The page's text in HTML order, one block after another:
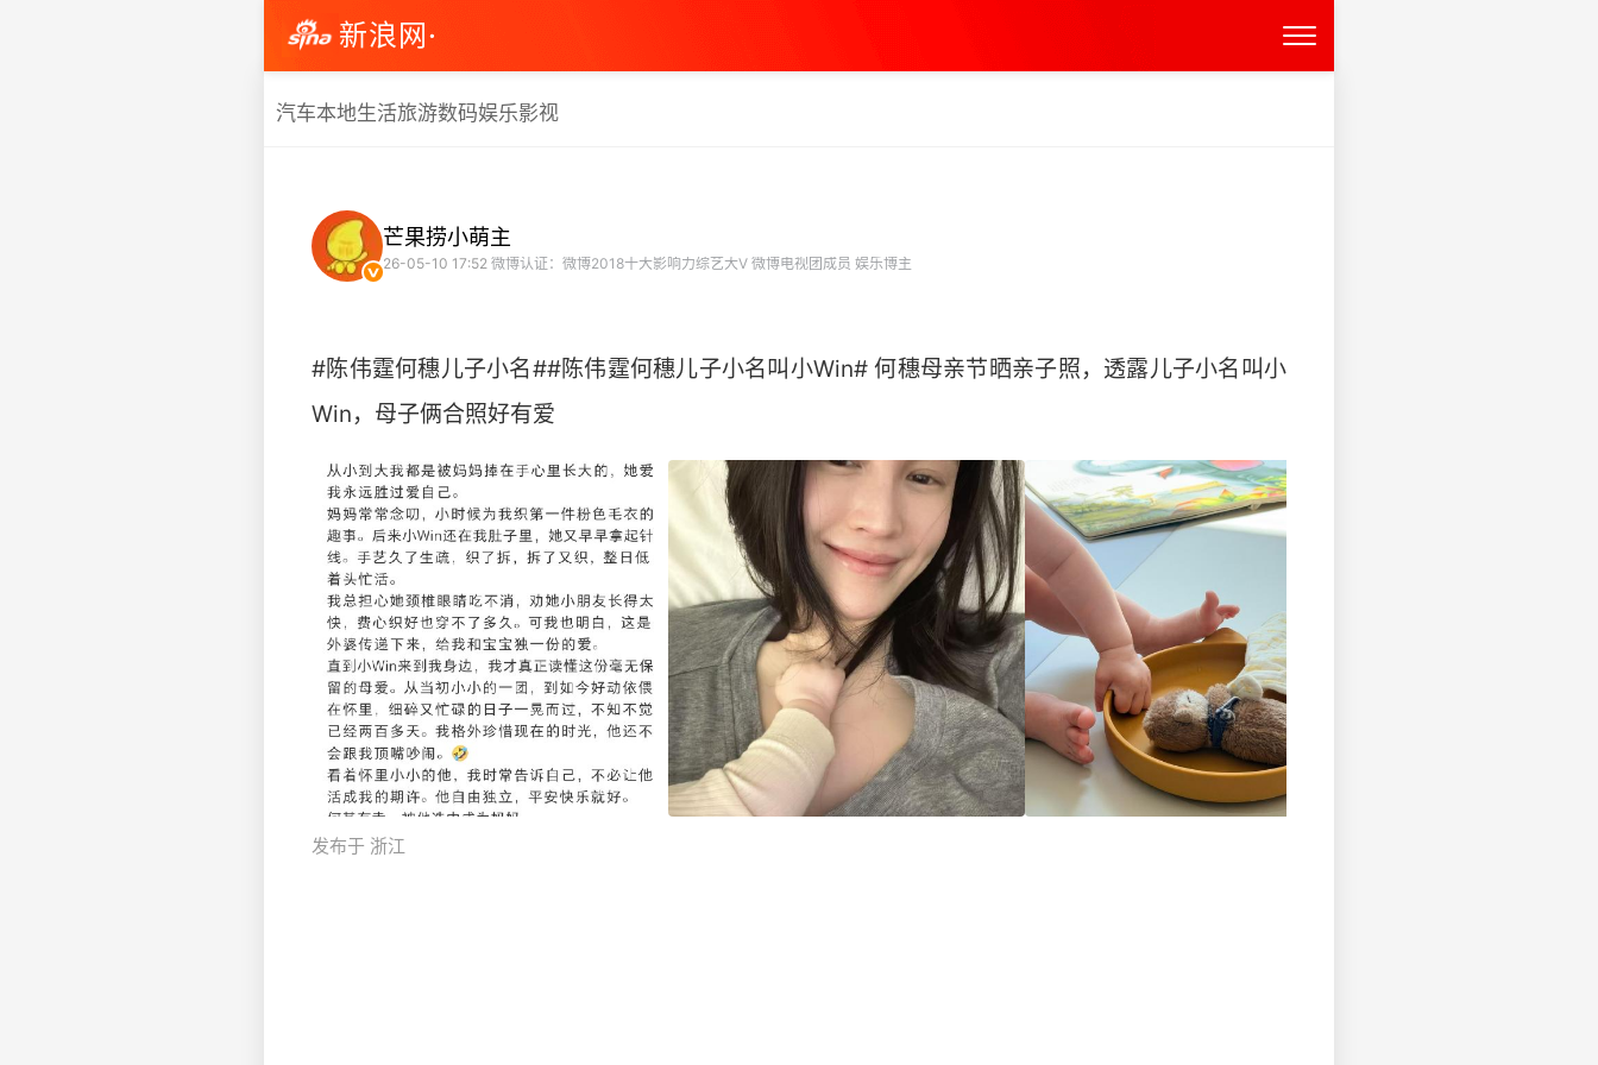
新浪网·
汽车本地生活旅游数码娱乐影视
芒果捞小萌主
26-05-10 17:52 微博认证：微博2018十大影响力综艺大V 微博电视团成员 娱乐博主
#陈伟霆何穗儿子小名##陈伟霆何穗儿子小名叫小Win# 何穗母亲节晒亲子照，透露儿子小名叫小
Win，母子俩合照好有爱 ​
发布于 浙江